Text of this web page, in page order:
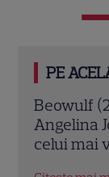
PE
Jack
Chris
contra